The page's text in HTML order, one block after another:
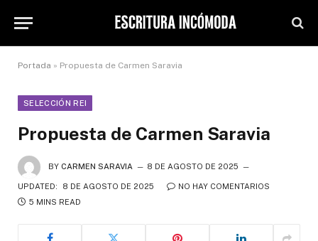
Portada » Propuesta de Carmen Saravia
SELECCIÓN REI
Propuesta de Carmen Saravia
BY CARMEN SARAVIA 8 DE AGOSTO DE 2025
UPDATED: 8 DE AGOSTO DE 2025
NO HAY COMENTARIOS
5 MINS READ